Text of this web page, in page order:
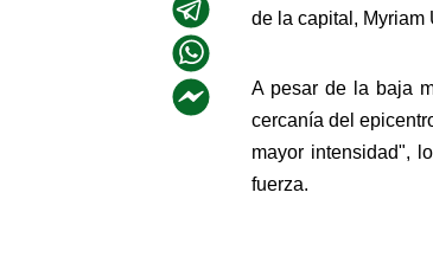
de la capital, Myriam
A pesar de la baja
cercanía del
mayor intensidad",
fuerza.